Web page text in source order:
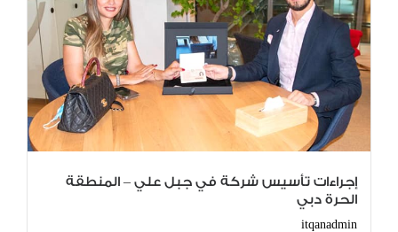
إجراءات تأسيس شركة في جبل علي – المنطقة
الحرة دبي
itqanadmin